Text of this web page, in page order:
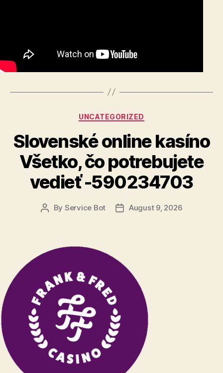
Categories
UNCATEGORIZED
Slovenské online kasíno
Všetko, čo potrebujete
vedieť -590234703
Post
By Service Bot
PostAugust 9, 2026